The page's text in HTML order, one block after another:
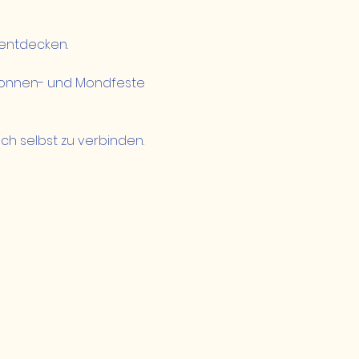
und Mondfeste
selbst zu verbinden.